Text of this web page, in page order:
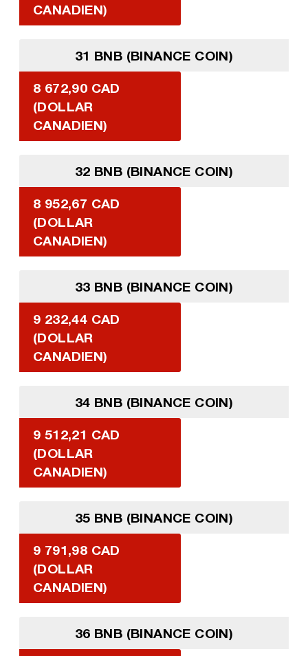
CANADIEN)
31 BNB (BINANCE COIN)
8 672,90 CAD
(DOLLAR
CANADIEN)
32 BNB (BINANCE COIN)
8 952,67 CAD
(DOLLAR
CANADIEN)
33 BNB (BINANCE COIN)
9 232,44 CAD
(DOLLAR
CANADIEN)
34 BNB (BINANCE COIN)
9 512,21 CAD
(DOLLAR
CANADIEN)
35 BNB (BINANCE COIN)
9 791,98 CAD
(DOLLAR
CANADIEN)
36 BNB (BINANCE COIN)